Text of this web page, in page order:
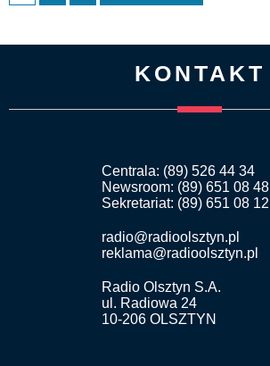
KONTAKT
Centrala: (89) 526 44 34
Newsroom: (89) 651 08 48
Sekretariat: (89) 651 08 12
radio@radioolsztyn.pl
reklama@radioolsztyn.pl
Radio Olsztyn S.A.
ul. Radiowa 24
10-206 OLSZTYN